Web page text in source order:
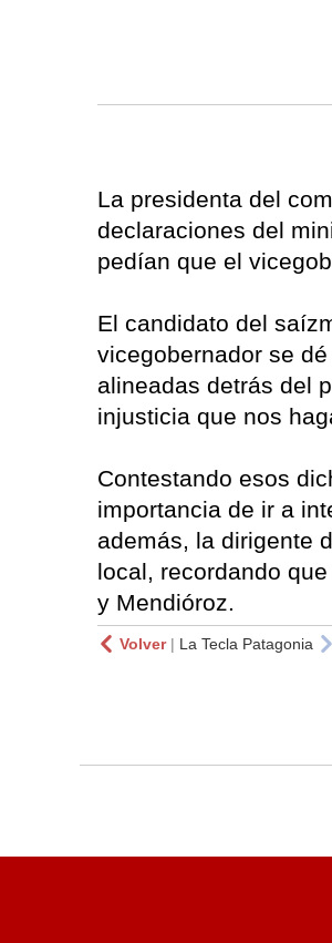
La presidenta del
declaraciones del
pedían que el
El candidato del
vicegobernador se
alineadas detrás del
injusticia que nos
Contestando esos
importancia de ir a
además, la dirigente
local, recordando
y Mendióroz.
Volver| La Tecla Patagonia